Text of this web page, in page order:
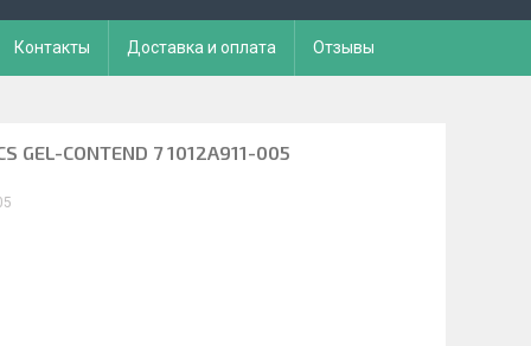
Контакты Доставка и оплата Отзывы
GEL-CONTEND 7 1012A911-005